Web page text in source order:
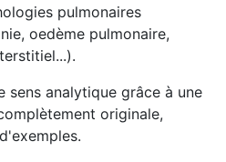
pulmonaires
oedème pulmonaire,
sens analytique grâce à une
originale,